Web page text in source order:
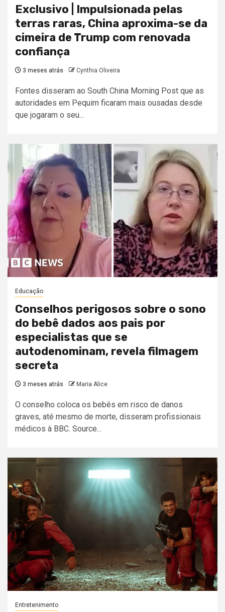
Exclusivo | Impulsionada pelas
terras raras, China aproxima-se da
cimeira de Trump com renovada
confiança
3 meses atrás Cynthia Oliveira
Fontes disseram ao South China Morning Post que as
autoridades em Pequim ficaram mais ousadas desde
que jogaram o seu...
Educação
Conselhos perigosos sobre o sono
do bebê dados aos pais por
especialistas que se
autodenominam, revela filmagem
secreta
3 meses atrás Maria Alice
O conselho coloca os bebês em risco de danos
graves, até mesmo de morte, disseram profissionais
médicos à BBC. Source...
Entretenimento